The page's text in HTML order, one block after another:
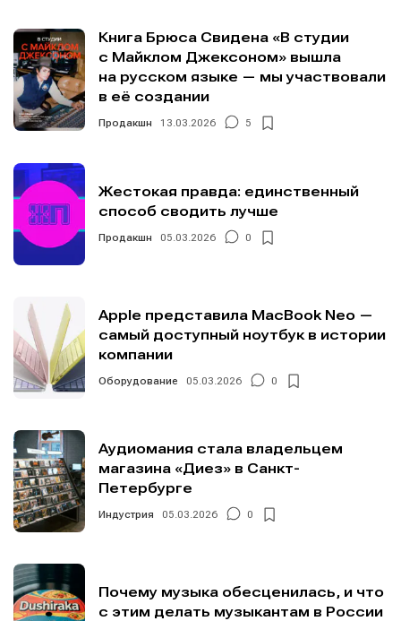
Книга Брюса Свидена «В студии
с Майклом Джексоном» вышла
на русском языке — мы участвовали
в её создании
Продакшн 13.03.2026 5
Жестокая правда: единственный
способ сводить лучше
Продакшн 05.03.2026 0
Apple представила MacBook Neo —
самый доступный ноутбук в истории
компании
Оборудование 05.03.2026 0
Аудиомания стала владельцем
магазина «Диез» в Санкт-
Петербурге
Индустрия 05.03.2026 0
Почему музыка обесценилась, и что
с этим делать музыкантам в России